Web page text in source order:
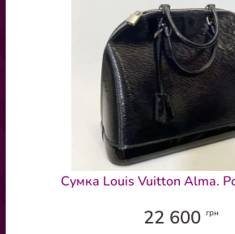
Сумка Louis Vuitton Alma.
22 600 грн